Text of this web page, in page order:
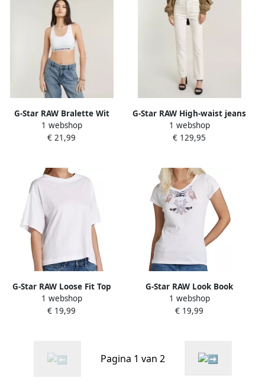
G-Star RAW Bralette Wit
Dames
1 webshop
€ 21,99
G-Star RAW High-waist jeans
Viktoria High Straight
1 webshop
€ 129,95
G-Star RAW Loose Fit Top
Wit Dames
1 webshop
€ 19,99
G-Star RAW Look Book
Graphic Slim V-Hals Top Wit
Dames
1 webshop
€ 19,99
Pagina 1 van 2